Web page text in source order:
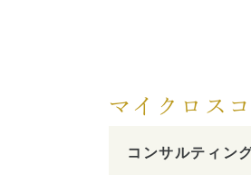
マイクロス
コンサルティン